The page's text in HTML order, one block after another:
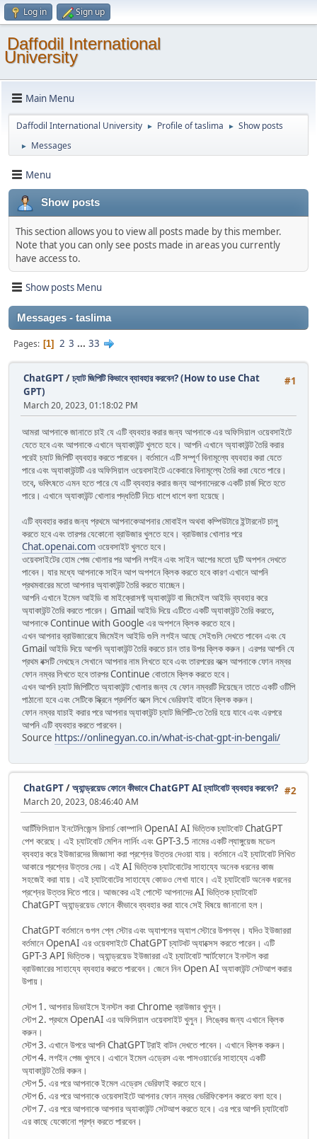
Log in Sign up
Daffodil International
University
Main Menu
Daffodil International University ► Profile of taslima ► Show posts
► Messages
Menu
Show posts
This section allows you to view all posts made by this member.
Note that you can only see posts made in areas you currently
have access to.
Show posts Menu
Messages - taslima
Pages 1 2 3 ... 33
#1
ChatGPT/চ্যাট জিপিটি কিভাবে ব্যাবহার করবেন? (How to use Chat
GPT)
March 20, 2023, 01:18:02 PM
আমরা আপনাকে জানাতে চাই যে এটি ব্যবহার করার জন্য আপনাকে এর অফিসিয়াল ওয়েবসাইটে
যেতে হবে এবং আপনাকে এখানে অ্যাকাউন্ট খুলতে হবে। আপনি এখানে অ্যাকাউন্ট তৈরি করার
পরেই চ্যাট জিপিটি ব্যবহার করতে পারবেন। বর্তমানে এটি সম্পূর্ণ বিনামূল্যে ব্যবহার করা যেতে
পারে এবং অ্যাকাউন্টটি এর অফিসিয়াল ওয়েবসাইটে একেবারে বিনামূল্যে তৈরি করা যেতে পারে।
তবে, ভবিৎষতে এমন হতে পারে যে এটি ব্যবহার করার জন্য আপনাদেরকে একটি চার্জ দিতে হতে
পারে। এখানে অ্যাকাউন্ট খোলার পদ্ধতিটি নিচে ধাপে ধাপে বলা হয়েছে।
এটি ব্যবহার করার জন্য প্রথমে আপনাকেআপনার মোবাইল অথবা কম্পিউটারে ইন্টারনেট চালু
করতে হবে এবং তারপর যেকোনো ব্রাউজার খুলতে হবে। ব্রাউজার খোলার পরে
Chat.openai.comওয়েবসাইট খুলতে হবে।
ওয়েবসাইটের হোম পেজ খোলার পর আপনি লগইন এবং সাইন আপের মতো দুটি অপশন দেখতে
পাবেন। যার মধ্যে আপনাকে সাইন আপ অপশনে ক্লিক করতে হবে কারণ এখানে আপনি
প্রথমবারের মতো আপনার অ্যাকাউন্ট তৈরি করতে যাচ্ছেন।
আপনি এখানে ইমেল আইডি বা মাইক্রোসফ্ট অ্যাকাউন্ট বা জিমেইল আইডি ব্যবহার করে
অ্যাকাউন্ট তৈরি করতে পারেন। Gmail আইডি দিয়ে এটিতে একটি অ্যাকাউন্ট তৈরি করতে,
আপনাকে Continue with Google এর অপশনে ক্লিক করতে হবে।
এখন আপনার ব্রাউজারেযে জিমেইল আইডি গুলি লগইন আছে সেইগুলি দেখতে পাবেন এবং যে
Gmail আইডি দিয়ে আপনি অ্যাকাউন্ট তৈরি করতে চান তার উপর ক্লিক করুন। এরপর আপনি যে
প্রথম বক্সটি দেখছেন সেখানে আপনার নাম লিখতে হবে এবং তারপরের বক্সে আপনাকে ফোন নম্বর
ফোন নম্বর লিখতে হবে তারপর Continue বোতামে ক্লিক করতে হবে।
এখন আপনি চ্যাট জিপিটিতে অ্যাকাউন্ট খোলার জন্য যে ফোন নম্বরটি দিয়েছেন তাতে একটি ওটিপি
পাঠানো হবে এবং সেটিকে স্ক্রিনে প্রদর্শিত বক্সে লিখে ভেরিফাই বাটনে ক্লিক করুন।
ফোন নম্বর যাচাই করার পরে আপনার অ্যাকাউন্ট চ্যাট জিপিটি-তে তৈরি হয়ে যাবে এবং এরপরে
আপনি এটি ব্যবহার করতে পারবেন।
Source https://onlinegyan.co.in/what-is-chat-gpt-in-bengali/
#2
ChatGPT/অ্যান্ড্রয়েড ফোনে কীভাবে ChatGPT AI চ্যাটবোট ব্যবহার করবেন?
March 20, 2023, 08:46:40 AM
আর্টিফিসিয়াল ইনটেলিজেন্স রিসার্চ কোম্পানি OpenAI AI ভিত্তিক চ্যাটবোট ChatGPT
পেশ করেছে। এই চ্যাটবোট মেশিন লার্নিং এবং GPT-3.5 নামের একটি ল্যাঙ্গুয়েজ মডেল
ব্যবহার করে ইউজারদের জিজ্ঞাসা করা প্রশ্নের উত্তর দেওয়া যায়। বর্তমানে এই চ্যাটবোট লিখিত
আকারে প্রশ্নের উত্তর দেয়। এই AI ভিত্তিক চ্যাটবোটের সাহায্যে অনেক ধরনের কাজ
সহজেই করা যায়। এই চ্যাটবোটের সাহায্যে কোডও লেখা যাবে। এই চ্যাটবোট অনেক ধরনের
প্রশ্নের উত্তর দিতে পারে। আজকের এই পোস্টে আপনাদের AI ভিত্তিক চ্যাটবোট
ChatGPT অ্যান্ড্রয়েড ফোনে কীভাবে ব্যবহার করা যাবে সেই বিষয়ে জানানো হল।
ChatGPT বর্তমানে গুগল প্লে স্টোর এবং অ্যাপলের অ্যাপ স্টোরে উপলব্ধ। যদিও ইউজাররা
বর্তমানে OpenAI এর ওয়েবসাইটে ChatGPT চ্যাটবট অ্যাক্সেস করতে পারেন। এটি
GPT-3 API ভিত্তিক। অ্যান্ড্রয়েড ইউজাররা এই চ্যাটবোট স্মার্টফোনে ইনস্টল করা
ব্রাউজারের সাহায্যে ব্যবহার করতে পারবেন। জেনে নিন Open AI অ্যাকাউন্ট সেটআপ করার
উপায়।
স্টেপ 1. আপনার ডিভাইসে ইনস্টল করা Chrome ব্রাউজার খুলুন।
স্টেপ 2. প্রথমে OpenAI এর অফিসিয়াল ওয়েবসাইট খুলুন। লিঙ্কের জন্য এখানে ক্লিক
করুন।
স্টেপ 3. এখানে উপরে আপনি ChatGPT ট্রাই বাটন দেখতে পাবেন। এখানে ক্লিক করুন।
স্টেপ 4. লগইন পেজ খুলবে। এখানে ইমেল এড্রেস এবং পাসওয়ার্ডের সাহায্যে একটি
অ্যাকাউন্ট তৈরি করুন।
স্টেপ 5. এর পরে আপনাকে ইমেল এড্রেস ভেরিফাই করতে হবে।
স্টেপ 6. এর পরে আপনাকে ওয়েবসাইটে আপনার ফোন নম্বর ভেরিফিকেশন করতে বলা হবে।
স্টেপ 7. এর পরে আপনাকে আপনার অ্যাকাউন্ট সেটআপ করতে হবে। এর পরে আপনি চ্যাটবোট
এর কাছে যেকোনো প্রশ্ন করতে পারবেন।